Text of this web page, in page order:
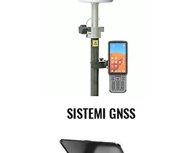
SISTEMI GNSS